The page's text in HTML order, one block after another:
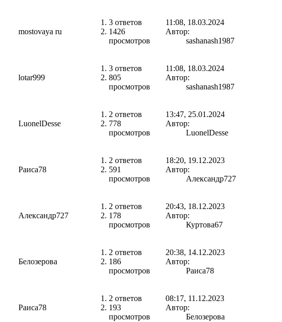
mostovaya ru
3 ответов
1426
просмотров
11:08, 18.03.2024
Автор:
sashanash1987
lotar999
3 ответов
805
просмотров
11:08, 18.03.2024
Автор:
sashanash1987
LuonelDesse
2 ответов
778
просмотров
13:47, 25.01.2024
Автор:
LuonelDesse
Раиса78
2 ответов
591
просмотров
18:20, 19.12.2023
Автор:
Александр727
Александр727
2 ответов
178
просмотров
20:43, 18.12.2023
Автор:
Куртова67
Белозерова
2 ответов
186
просмотров
20:38, 14.12.2023
Автор:
Раиса78
Раиса78
2 ответов
193
просмотров
08:17, 11.12.2023
Автор:
Белозерова